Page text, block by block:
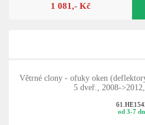
1 081,- Kč
Větrné clony - ofuky oken
5 dveř., 2008-
od 3-7